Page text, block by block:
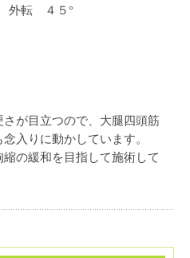
転 ４５°
が目立つので、大腿四頭筋
入りに動かしています。
の緩和を目指して施術して